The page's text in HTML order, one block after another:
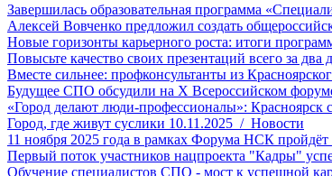
Завершилась образовательная программа
Алексей Вовченко предложил создать
Новые горизонты карьерного роста: итоги
Повысьте качество своих презентаций всего за два
Вместе сильнее: профконсультанты из
Будущее СПО обсудили на Х Всероссийском
«Город делают люди-профессионалы»:
Город, где живут суслики 10.11.2025 / Новости
11 ноября 2025 года в рамках Форума НСК пройдёт
Первый поток участников нацпроекта "Кадры"
Обучение специалистов СПО - мост к успешной